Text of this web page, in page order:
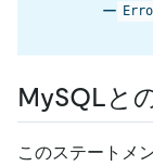
ー
MySQLと
このステートメ